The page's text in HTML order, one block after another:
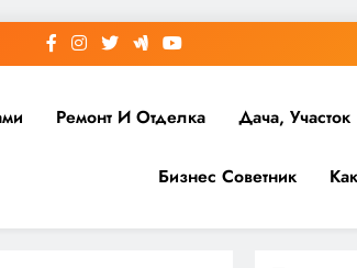
Ремонт И Отделка Дача, Участок
Бизнес Советник